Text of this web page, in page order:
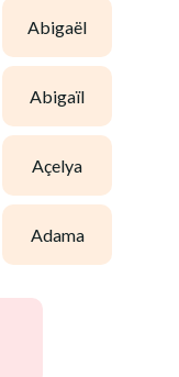
abigaël
abigaïl
açelya
adama